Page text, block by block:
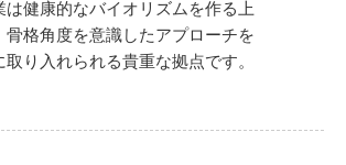
は健康的なバイオリズムを作る上
骨格角度を意識したアプローチを
取り入れられる貴重な拠点です。